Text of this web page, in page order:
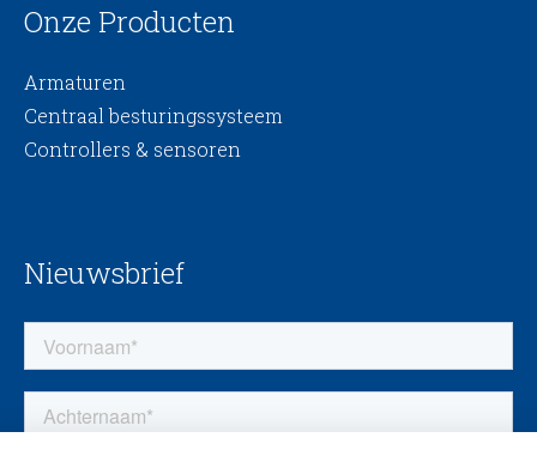
Onze Producten
Armaturen
Centraal besturingssysteem
Controllers & sensoren
Nieuwsbrief